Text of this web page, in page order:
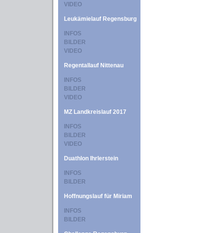
VIDEO
Leukämielauf Regensburg
INFOS
BILDER
VIDEO
Regentallauf Nittenau
INFOS
BILDER
VIDEO
MZ Landkreislauf 2017
INFOS
BILDER
VIDEO
Duathlon Ihrlerstein
INFOS
BILDER
Hoffnungslauf für Miriam
INFOS
BILDER